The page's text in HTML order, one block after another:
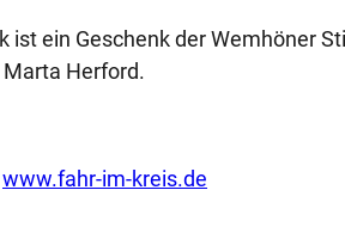
ist ein Geschenk der Wemhöner
Herford.
www.fahr-im-kreis.de